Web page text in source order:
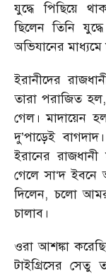
যুদ্ধে পিছিয়ে
ছিলেন তিনি
অভিযানের
ইরানীদের
তারা পরাজিত হল,
গেল। মাদায়েন
দু’পাড়েই
ইরানের রাজধানী
গেলে সা‘দ ইবনে
দিলেন, চলো
চালাব।
ওরা আশঙ্কা
টাইগ্রিসের সেতু